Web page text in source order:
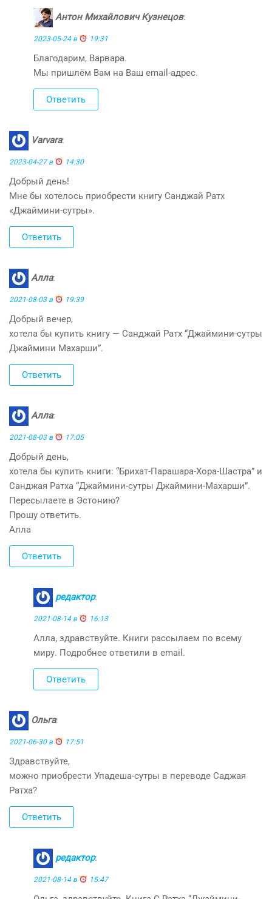
Антон Михайлович Кузнецов:
2023-05-24 в 19:31
Благодарим, Варвара.
Мы пришлём Вам на Ваш email-адрес.
Ответить
Varvara:
2023-04-27 в 14:30
Добрый день!
Мне бы хотелось приобрести книгу Санджай Ратх
«Джаймини-сутры».
Ответить
Алла:
2021-08-03 в 19:39
Добрый вечер,
хотела бы купить книгу — Санджай Ратх “Джаймини-сутры
Джаймини Махарши”.
Ответить
Алла:
2021-08-03 в 17:05
Добрый день,
хотела бы купить книги: “Брихат-Парашара-Хора-Шастра” и
Санджая Ратха “Джаймини-сутры Джаймини-Махарши”.
Пересылаете в Эстонию?
Прошу ответить.
Алла
Ответить
редактор:
2021-08-14 в 16:13
Алла, здравствуйте. Книги рассылаем по всему
миру. Подробнее ответили в email.
Ответить
Ольга:
2021-06-30 в 17:51
Здравствуйте,
можно приобрести Упадеша-сутры в переводе Саджая
Ратха?
Ответить
редактор:
2021-08-14 в 15:47